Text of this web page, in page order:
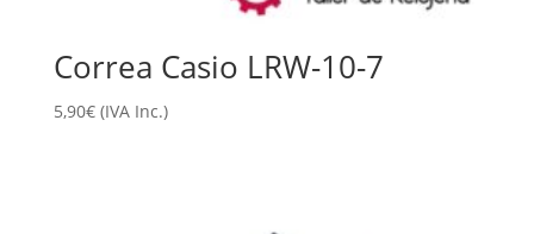
Correa Casio LRW-10-7
5,90€ (IVA Inc.)